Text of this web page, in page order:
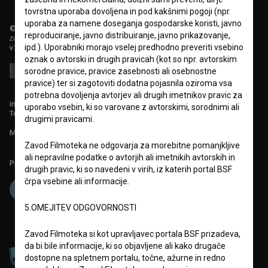
© 2018-2026, Filmoteka,
zavod za širjenje filmske kulture
v7.151.0
info@filmoteka.si
Tehnična pomoč: podpora@bsf.si
Mednarodna številka ISSN 2670-787X
Projekt sofinancira:
tovrstna uporaba dovoljena in pod kakšnimi pogoji (npr.
uporaba za namene doseganja gospodarske koristi, javno
reproduciranje, javno distribuiranje, javno prikazovanje,
ipd.). Uporabniki morajo vselej predhodno preveriti vsebino
oznak o avtorski in drugih pravicah (kot so npr. avtorskim
sorodne pravice, pravice zasebnosti ali osebnostne
pravice) ter si zagotoviti dodatna pojasnila oziroma vsa
potrebna dovoljenja avtorjev ali drugih imetnikov pravic za
uporabo vsebin, ki so varovane z avtorskimi, sorodnimi ali
drugimi pravicami.
Zavod Filmoteka ne odgovarja za morebitne pomanjkljive
ali nepravilne podatke o avtorjih ali imetnikih avtorskih in
drugih pravic, ki so navedeni v virih, iz katerih portal BSF
črpa vsebine ali informacije.
5.OMEJITEV ODGOVORNOSTI
Zavod Filmoteka si kot upravljavec portala BSF prizadeva,
da bi bile informacije, ki so objavljene ali kako drugače
dostopne na spletnem portalu, točne, ažurne in redno